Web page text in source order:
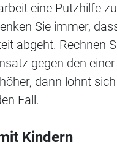
eine Putzhilfe zu
Sie immer,
abgeht. Rechnen
gegen den
dann lohnt
Fall.
Kindern